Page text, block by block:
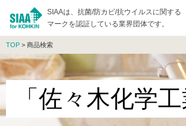
SIAAは、抗菌/防カビ/抗ウイルスに関する
マークを認証している業界団体です。
TOP > 商品検索
「佐々木化学